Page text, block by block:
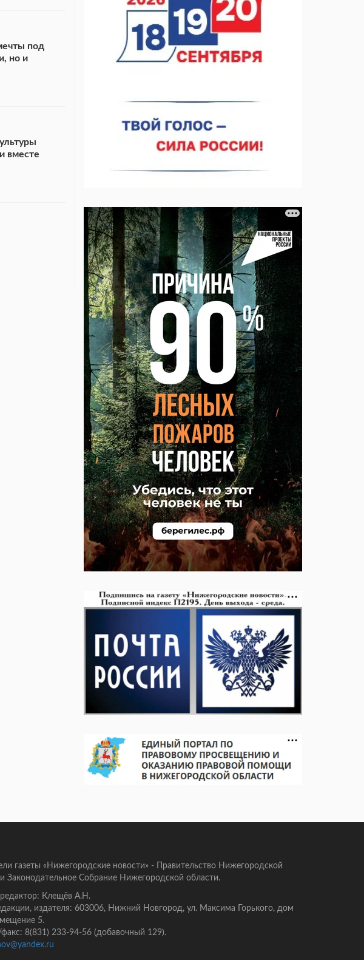
под
но и
вместе
В Тоншаеве открыли движение по мосту через
Пижму
06.08.2026 12:25
газеты «Нижегородские новости» - Правительство Нижегородской
Законодательное Собрание Нижегородской области.
редактор: Клещёв А.Н.
издателя: 603006, Нижний Новгород, ул. Максима Горького, дом
5.
факс: 8(831) 233-94-56 (добавочный 129).